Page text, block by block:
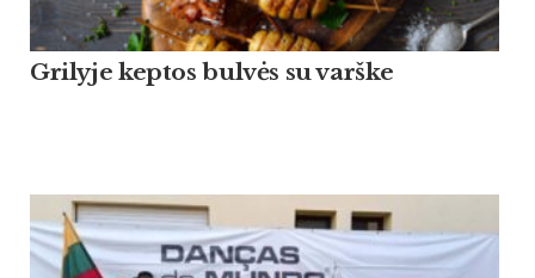
Grilyje keptos bulvės su varške